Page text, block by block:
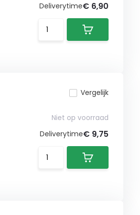
Deliverytime€ 6,90
Vergelijk
Niet op voorraad
Deliverytime€ 9,75